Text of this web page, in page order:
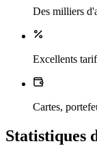
Des milliers
Excellents
Cartes,
Statistiques